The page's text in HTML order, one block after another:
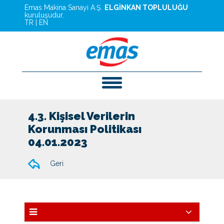
Emas Makina Sanayi A.Ş.
ELGİNKAN TOPLULUĞU
kuruluşudur.
TR
EN
4.3. Kişisel Verilerin
Korunması Politikası
04.01.2023
Geri